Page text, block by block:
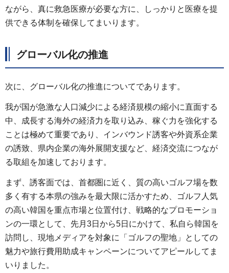
ながら、真に救急医療が必要な方に、しっかりと医療を提
供できる体制を確保してまいります。
グローバル化の推進
次に、グローバル化の推進についてであります。
我が国が急激な人口減少による経済規模の縮小に直面する
中、成長する海外の経済力を取り込み、稼ぐ力を強化する
ことは極めて重要であり、インバウンド誘客や外資系企業
の誘致、県内企業の海外展開支援など、経済交流につなが
る取組を加速しております。
まず、誘客面では、首都圏に近く、質の高いゴルフ場を数
多く有する本県の強みを最大限に活かすため、ゴルフ人気
の高い韓国を重点市場と位置付け、戦略的なプロモーショ
ンの一環として、先月3日から5日にかけて、私自ら韓国を
訪問し、現地メディアを対象に「ゴルフの聖地」としての
魅力や旅行費用助成キャンペーンについてアピールしてま
いりました。